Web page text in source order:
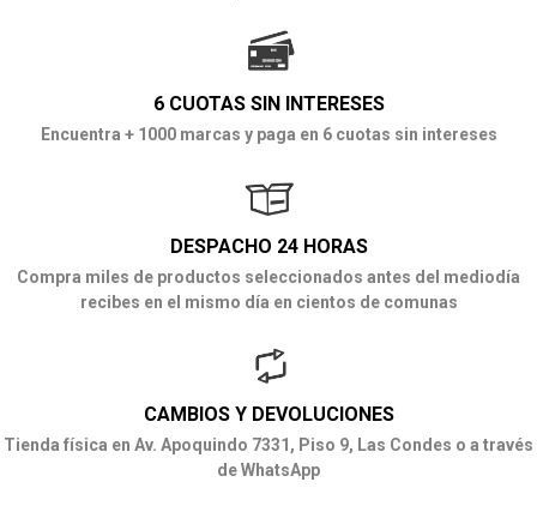
6 CUOTAS SIN INTERESES
Encuentra + 1000 marcas y paga en 6 cuotas sin intereses
DESPACHO 24 HORAS
Compra miles de productos seleccionados antes del mediodía
recibes en el mismo día en cientos de comunas
CAMBIOS Y DEVOLUCIONES
Tienda física en Av. Apoquindo 7331, Piso 9, Las Condes o a través
de WhatsApp